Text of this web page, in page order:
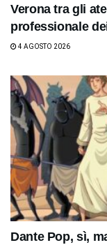
Verona tra gli
professionale
4 AGOSTO 2026
Dante Pop, sì,